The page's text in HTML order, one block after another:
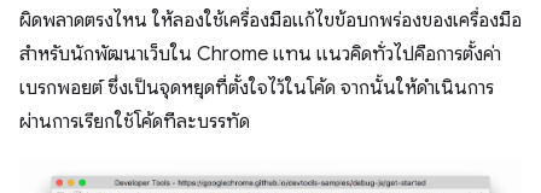
ผิดพลาดตรงไหน ให้ลองใช้เครื่องมือแก้ไขข้อบกพร่องของเครื่องมือ
สำหรับนักพัฒนาเว็บใน Chrome แทน แนวคิดทั่วไปคือการตั้งค่า
เบรกพอยต์ ซึ่งเป็นจุดหยุดที่ตั้งใจไว้ในโค้ด จากนั้นให้ดำเนินการ
ผ่านการเรียกใช้โค้ดทีละบรรทัด